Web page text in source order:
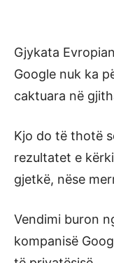
Gjykata
Google nuk ka
caktuara në
Kjo do të thotë
rezultatet e
gjetkë, nëse
Vendimi buron
kompanisë